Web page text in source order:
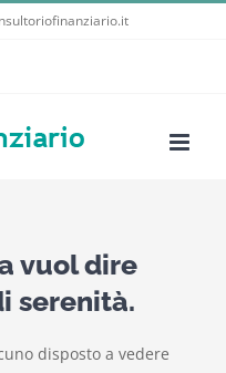
vuol dire
serenità.
disposto a vedere